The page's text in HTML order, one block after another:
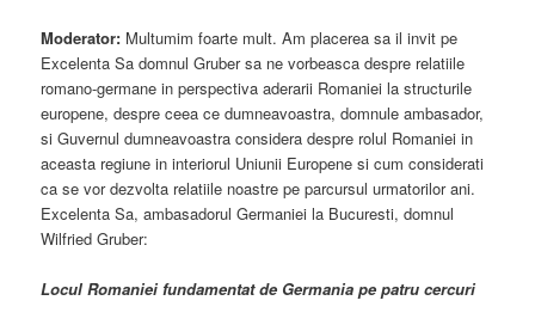
Moderator: Multumim foarte mult. Am placerea sa il invit pe
Excelenta Sa domnul Gruber sa ne vorbeasca despre relatiile
romano-germane in perspectiva aderarii Romaniei la structurile
europene, despre ceea ce dumneavoastra, domnule ambasador,
si Guvernul dumneavoastra considera despre rolul Romaniei in
aceasta regiune in interiorul Uniunii Europene si cum considerati
ca se vor dezvolta relatiile noastre pe parcursul urmatorilor ani.
Excelenta Sa, ambasadorul Germaniei la Bucuresti, domnul
Wilfried Gruber:
Locul Romaniei fundamentat de Germania pe patru cercuri